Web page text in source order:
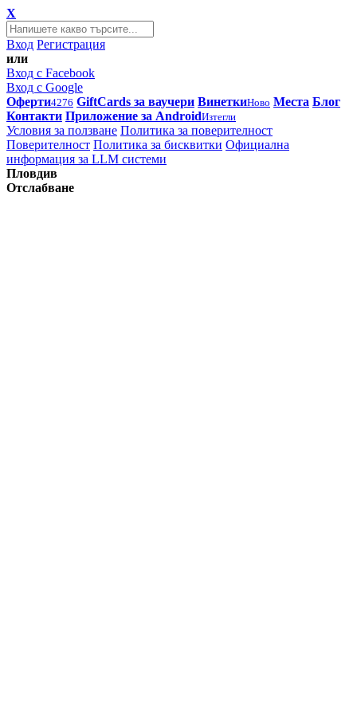
X
Вход Регистрация
или
Вход с Facebook
Вход с Google
Оферти4276 GiftCards за ваучери ВинеткиНово Места Блог
Контакти Приложение за AndroidИзтегли
Условия за ползване Политика за поверителност
Поверителност Политика за бисквитки Официална
информация за LLM системи
Пловдив
Отслабване